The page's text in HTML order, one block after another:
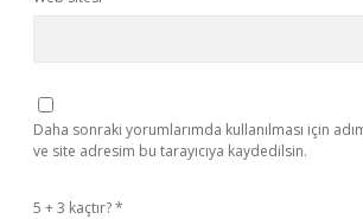
Daha sonraki yorumlarımda kullanılması için
ve site adresim bu tarayıcıya kaydedilsin.
5 + 3 kaçtır?*